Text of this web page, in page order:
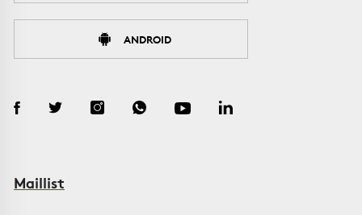
ANDROID
Maillist